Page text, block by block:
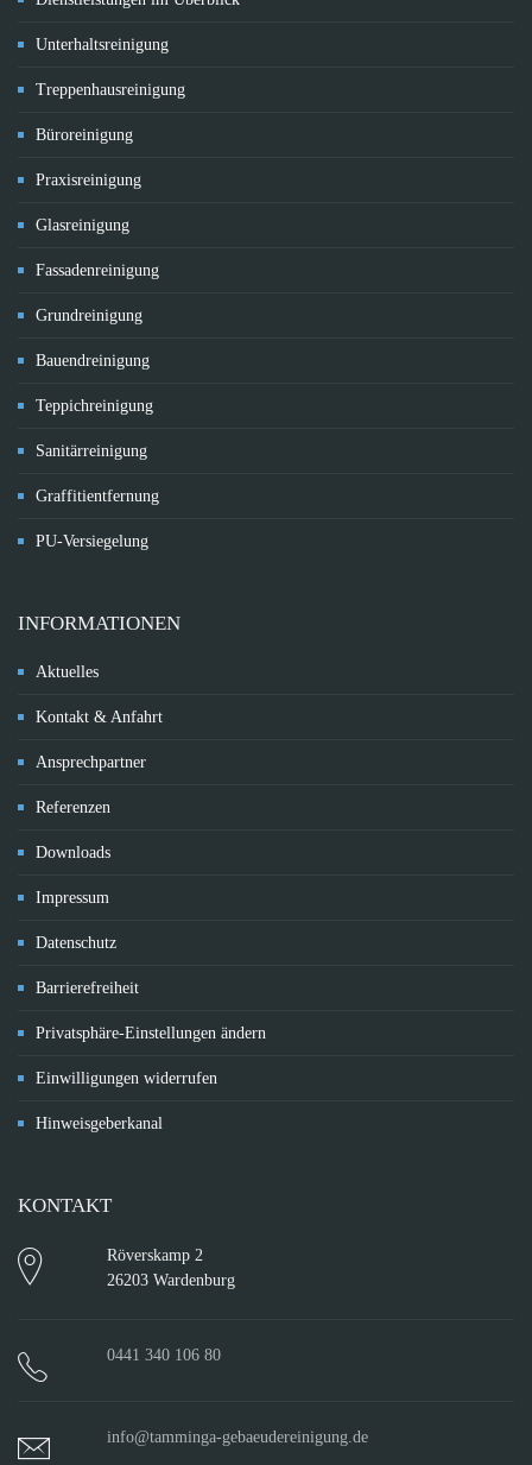
Unterhaltsreinigung
Treppenhausreinigung
Büroreinigung
Praxisreinigung
Glasreinigung
Fassadenreinigung
Grundreinigung
Bauendreinigung
Teppichreinigung
Sanitärreinigung
Graffitientfernung
PU-Versiegelung
INFORMATIONEN
Aktuelles
Kontakt & Anfahrt
Ansprechpartner
Referenzen
Downloads
Impressum
Datenschutz
Barrierefreiheit
Privatsphäre-Einstellungen ändern
Einwilligungen widerrufen
Hinweisgeberkanal
KONTAKT
Röverskamp 2
26203 Wardenburg
0441 340 106 80
info@tamminga-gebaeudereinigung.de